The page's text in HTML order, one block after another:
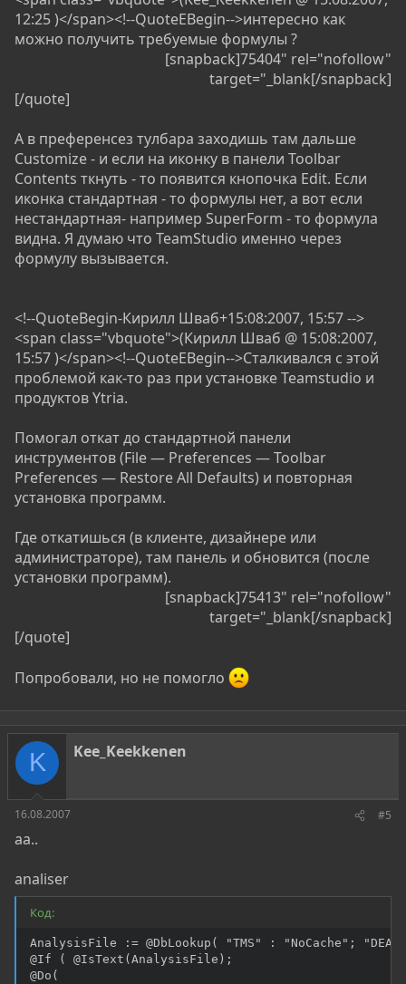
12:25 )</span><!--QuoteEBegin-->интересно как
можно получить требуемые формулы ?
[snapback]75404" rel="nofollow"
target="_blank[/snapback]​
[/quote]
А в преференсез тулбара заходишь там дальше
Customize - и если на иконку в панели Toolbar
Contents ткнуть - то появится кнопочка Edit. Если
иконка стандартная - то формулы нет, а вот если
нестандартная- например SuperForm - то формула
видна. Я думаю что TeamStudio именно через
формулу вызывается.
<!--QuoteBegin-Кирилл Шваб+15:08:2007, 15:57 -->
<span class="vbquote">(Кирилл Шваб @ 15:08:2007,
15:57 )</span><!--QuoteEBegin-->Сталкивался с этой
проблемой как-то раз при установке Teamstudio и
продуктов Ytria.
Помогал откат до стандартной панели
инструментов (File — Preferences — Toolbar
Preferences — Restore All Defaults) и повторная
установка программ.
Где откатишься (в клиенте, дизайнере или
администраторе), там панель и обновится (после
установки программ).
[snapback]75413" rel="nofollow"
target="_blank[/snapback]​
[/quote]
Попробовали, но не помогло
K Kee_Keekkenen
16.08.2007 #5
aa..
analiser
Код:
AnalysisFile := @DbLookup( "TMS" : "NoCache";
@If ( @IsText(AnalysisFile);
@Do(